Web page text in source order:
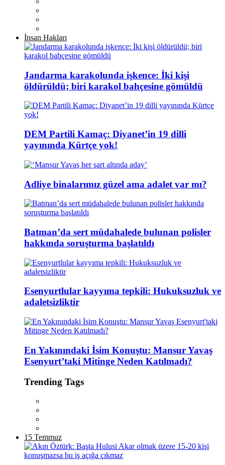
İnsan Hakları
Jandarma karakolunda işkence: İki kişi
öldürüldü; biri karakol bahçesine gömüldü
DEM Partili Kamaç: Diyanet’in 19 dilli
yayınında Kürtçe yok!
Adliye binalarımız güzel ama adalet var mı?
Batman’da sert müdahalede bulunan polisler
hakkında soruşturma başlatıldı
Esenyurtlular kayyıma tepkili: Hukuksuzluk ve
adaletsizliktir
En Yakınındaki İsim Konuştu: Mansur Yavaş
Esenyurt’taki Mitinge Neden Katılmadı?
Trending Tags
15 Temmuz